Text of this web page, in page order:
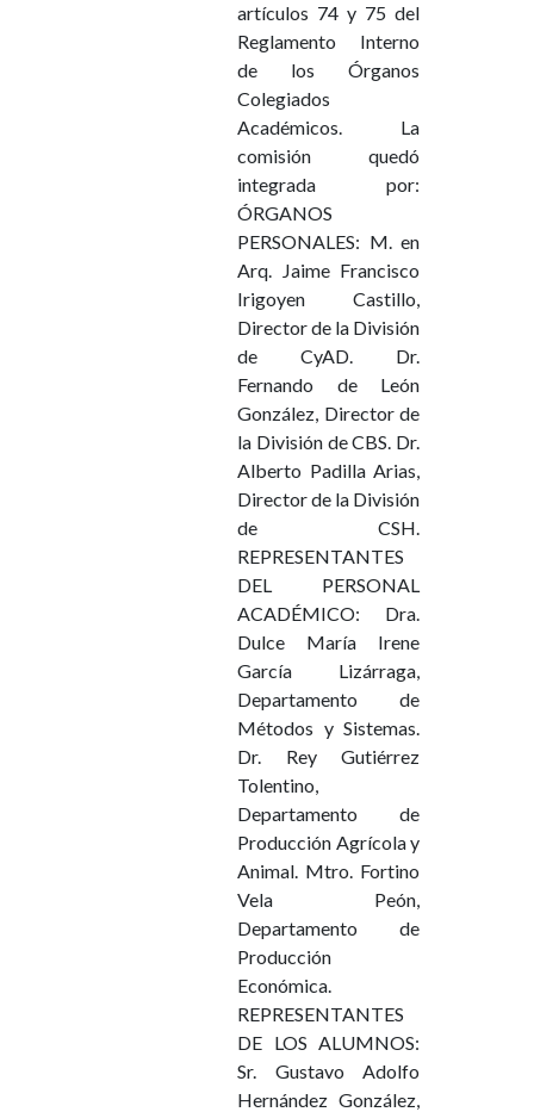
artículos 74 y 75 del
Reglamento Interno
de los Órganos
Colegiados
Académicos. La
comisión quedó
integrada por:
ÓRGANOS
PERSONALES: M. en
Arq. Jaime Francisco
Irigoyen Castillo,
Director de la División
de CyAD. Dr.
Fernando de León
González, Director de
la División de CBS. Dr.
Alberto Padilla Arias,
Director de la División
de CSH.
REPRESENTANTES
DEL PERSONAL
ACADÉMICO: Dra.
Dulce María Irene
García Lizárraga,
Departamento de
Métodos y Sistemas.
Dr. Rey Gutiérrez
Tolentino,
Departamento de
Producción Agrícola y
Animal. Mtro. Fortino
Vela Peón,
Departamento de
Producción
Económica.
REPRESENTANTES
DE LOS ALUMNOS:
Sr. Gustavo Adolfo
Hernández González,